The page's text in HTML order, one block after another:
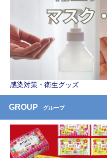
感染対策・衛生グッズ
GROUP グループ